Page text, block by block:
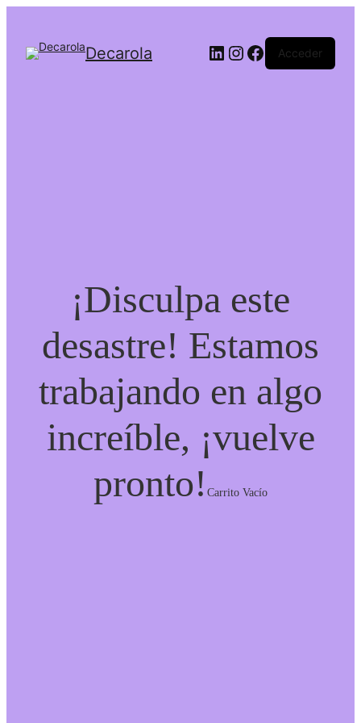
Decarola LinkedIn
Instagram
Facebook
Acceder
¡Disculpa este
desastre! Estamos
trabajando en algo
increíble, ¡vuelve
pronto!